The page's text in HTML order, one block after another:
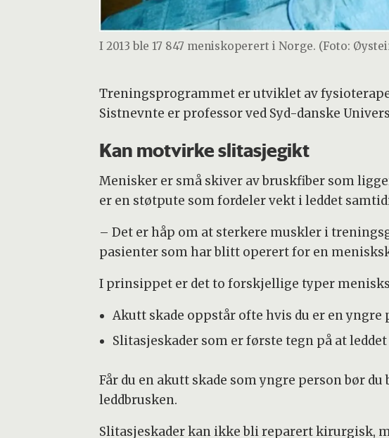
I 2013 ble 17 847 meniskoperert i Norge. (Foto:
Treningsprogrammet er utviklet av
Sistnevnte er professor ved Syd-danske
Kan motvirke slitasjegikt
Menisker er små skiver av bruskfiber som
er en støtpute som fordeler vekt i leddet
– Det er håp om at sterkere muskler i
pasienter som har blitt operert for en
I prinsippet er det to forskjellige typer
Akutt skade oppstår ofte hvis du er en
Slitasjeskader som er første tegn på at
Får du en akutt skade som yngre person bør
leddbrusken.
Slitasjeskader kan ikke bli reparert kirurgisk,